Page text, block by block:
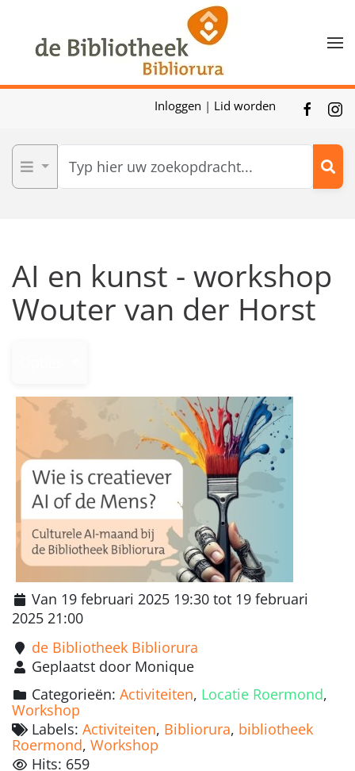
Skip to main content
Inloggen | Lid worden
AI en kunst - workshop
Wouter van der Horst
Van 19 februari 2025 19:30 tot 19 februari
2025 21:00
de Bibliotheek Bibliorura
Geplaatst door Monique
Categorieën: Activiteiten, Locatie Roermond,
Workshop
Labels: Activiteiten, Bibliorura, bibliotheek
Roermond, Workshop
Hits: 659